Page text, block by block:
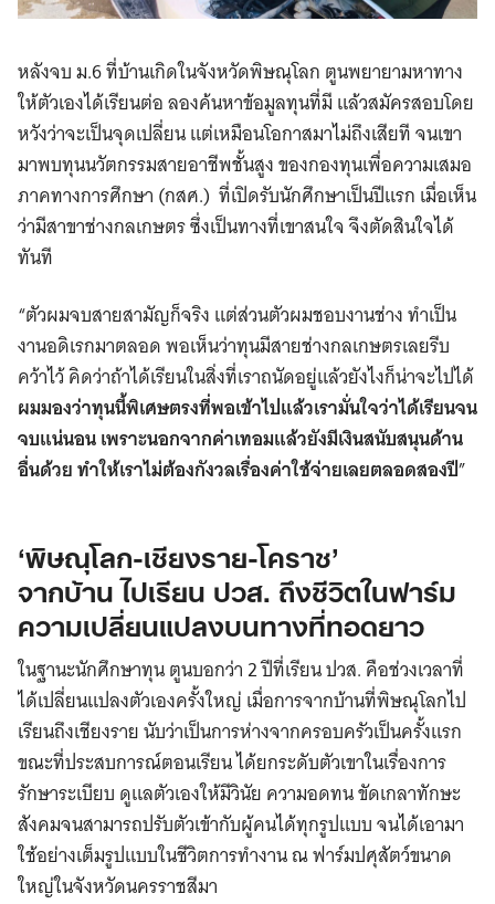
หลังจบ ม.6 ที่บ้านเกิดในจังหวัดพิษณุโลก ตูนพยายามหาทาง
ให้ตัวเองได้เรียนต่อ ลองค้นหาข้อมูลทุนที่มี แล้วสมัครสอบโดย
หวังว่าจะเป็นจุดเปลี่ยน แต่เหมือนโอกาสมาไม่ถึงเสียที จนเขา
มาพบทุนนวัตกรรมสายอาชีพชั้นสูง ของกองทุนเพื่อความเสมอ
ภาคทางการศึกษา (กสศ.) ที่เปิดรับนักศึกษาเป็นปีแรก เมื่อเห็น
ว่ามีสาขาช่างกลเกษตร ซึ่งเป็นทางที่เขาสนใจ จึงตัดสินใจได้
ทันที
“ตัวผมจบสายสามัญก็จริง แต่ส่วนตัวผมชอบงานช่าง ทำเป็น
งานอดิเรกมาตลอด พอเห็นว่าทุนมีสายช่างกลเกษตรเลยรีบ
คว้าไว้ คิดว่าถ้าได้เรียนในสิ่งที่เราถนัดอยู่แล้วยังไงก็น่าจะไปได้
ผมมองว่าทุนนี้พิเศษตรงที่พอเข้าไปแล้วเรามั่นใจว่าได้เรียนจน
จบแน่นอน เพราะนอกจากค่าเทอมแล้วยังมีเงินสนับสนุนด้าน
อื่นด้วย ทำให้เราไม่ต้องกังวลเรื่องค่าใช้จ่ายเลยตลอดสองปี”
‘พิษณุโลก-เชียงราย-โคราช’
จากบ้าน ไปเรียน ปวส. ถึงชีวิตในฟาร์ม
ความเปลี่ยนแปลงบนทางที่ทอดยาว
ในฐานะนักศึกษาทุน ตูนบอกว่า 2 ปีที่เรียน ปวส. คือช่วงเวลาที่
ได้เปลี่ยนแปลงตัวเองครั้งใหญ่ เมื่อการจากบ้านที่พิษณุโลกไป
เรียนถึงเชียงราย นับว่าเป็นการห่างจากครอบครัวเป็นครั้งแรก
ขณะที่ประสบการณ์ตอนเรียน ได้ยกระดับตัวเขาในเรื่องการ
รักษาระเบียบ ดูแลตัวเองให้มีวินัย ความอดทน ขัดเกลาทักษะ
สังคมจนสามารถปรับตัวเข้ากับผู้คนได้ทุกรูปแบบ จนได้เอามา
ใช้อย่างเต็มรูปแบบในชีวิตการทำงาน ณ ฟาร์มปศุสัตว์ขนาด
ใหญ่ในจังหวัดนครราชสีมา